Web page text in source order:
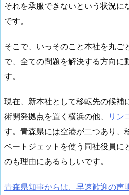
それを承服できないという状況に
です。
そこで、いっそのこと本社を丸ご
で、全ての問題を解決する方向に
す。
現在、新本社として移転先の候補
術開発拠点を置く横浜の他、
リン
す。青森県には空港が二つあり、
ベートジェットを使う同社役員に
のも理由にあるらしいです。
青森県知事からは、早速歓迎の声